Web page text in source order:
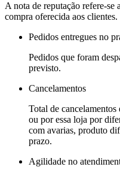
A nota de reputação refere-
compra oferecida aos
Pedidos entregues no
Pedidos que foram
previsto.
Cancelamentos
Total de
ou por essa loja por
com avarias, produto
prazo.
Agilidade no